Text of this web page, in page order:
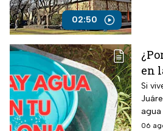
02:50
en
Si
06